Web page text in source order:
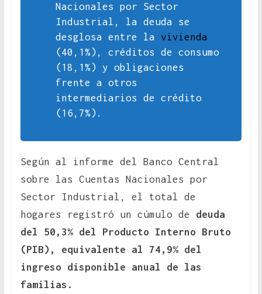
Nacionales por Sector
Industrial, la deuda se
desglosa entre la vivienda
(40,1%), créditos de consumo
(18,1%) y obligaciones
frente a otros
intermediarios de crédito
(16,7%).
Según al informe del Banco Central
sobre las Cuentas Nacionales por
Sector Industrial, el total de
hogares registró un cúmulo de deuda
del 50,3% del Producto Interno Bruto
(PIB), equivalente al 74,9% del
ingreso disponible anual de las
familias.